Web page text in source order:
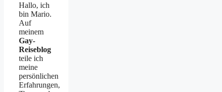
Hallo, ich
bin Mario.
Auf
meinem
Gay-
Reiseblog
teile ich
meine
persönlichen
Erfahrungen,